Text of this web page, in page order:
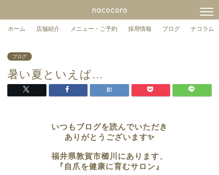
nacocoro
ホーム 店舗紹介 メニュー・ご予約 採用情報 ブログ ナコラム
ブログ
暑い夏といえば…
いつもブログを読んでいただき
ありがとうございます✨
福井県敦賀市櫛川にあります、
『自爪を健康に育むサロン』